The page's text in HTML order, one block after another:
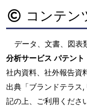
コンテン
データ、文書、図表
分析サービス パテン
社内資料、社外報告資
出典「ブランドテラス,
記の上、ご利用くださ